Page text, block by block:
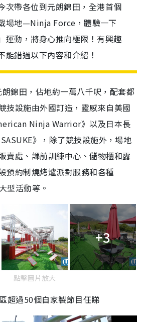
次帶各位到元朗錦田，全港首個
場地—Ninja Force，體驗一下
運動，將身心推向極限！有興趣
能錯過以下內容和介紹！
錦田，佔地約一萬八千呎，配套都
技設施由外國訂造，靈感來自美國
Ninja Warrior》以及日本長
》，除了競技設施外，場地
賣處、課前訓練中心、儲物櫃和露
預約制燒烤爐派對服務和各種
型活動等。
+3
點擊圖片放大
超過50個自家製節目任睇